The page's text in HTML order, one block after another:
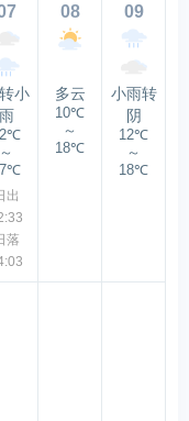
小
雨
～
出
落
08
多云
10℃
～
18℃
09
小雨转
阴
12℃
～
18℃